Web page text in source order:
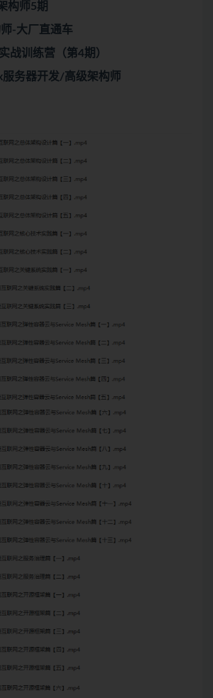
构师5期
-大厂直通车
战训练营（第4期）
务器开发/高级架构师